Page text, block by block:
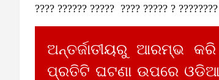
???? ?????? ????? ???? ????? ?
ଅନ୍ତର୍ଜାତୀୟରୁ ଆରମ୍ଭ
ପ୍ରତିଟି ଘଟଣା ଉପରେ